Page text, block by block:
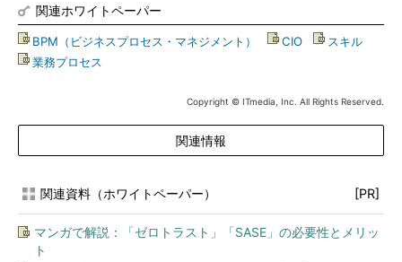
関連ホワイトペーパー
BPM（ビジネスプロセス・マネジメント） CIO スキル
業務プロセス
Copyright © ITmedia, Inc. All Rights Reserved.
関連情報
関連資料（ホワイトペーパー） [PR]
マンガで解説：「ゼロトラスト」「SASE」の必要性とメリッ
ト